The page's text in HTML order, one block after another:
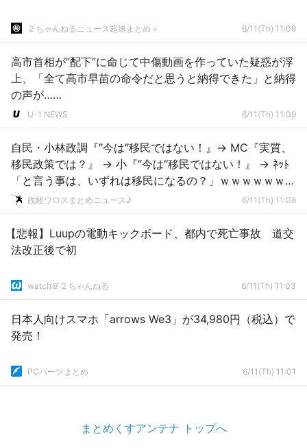
２ちゃんねるニュース超速まとめ＋ 6/11(Th) 11:09
高市首相が”配下”に命じて中傷動画を作っていた疑惑が浮
上、「全て高市早苗の命令だと思うと納得できた」と納得
の声が……
U-1 NEWS 6/11(Th) 11:09
自民・小林政調『″今は″移民ではない！』→ MC『実質、
移民政策では？』 → 小『″今は″移民ではない！』 → ﾈｯﾄ
「と言う事は、いずれは移民になるの？」ｗｗｗｗｗｗｗ
ｗｗｗ政経ワロスまとめニュース♪ 6/11(Th) 11:08
【悲報】Luupの電動キックボード、都内で死亡事故 道交
法改正後で初
watch＠２ちゃんねる 6/11(Th) 11:03
日本人向けスマホ「arrows We3」が34,980円（税込）で
発売！
PCパーツまとめ 6/11(Th) 11:01
まとめくすアンテナ トップへ